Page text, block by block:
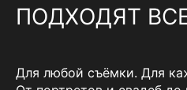
ПОДХОДЯТ
Для любой съёмки. Для